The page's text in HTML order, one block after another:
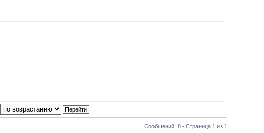
Сообщений: 8 • Страница 1 из 1